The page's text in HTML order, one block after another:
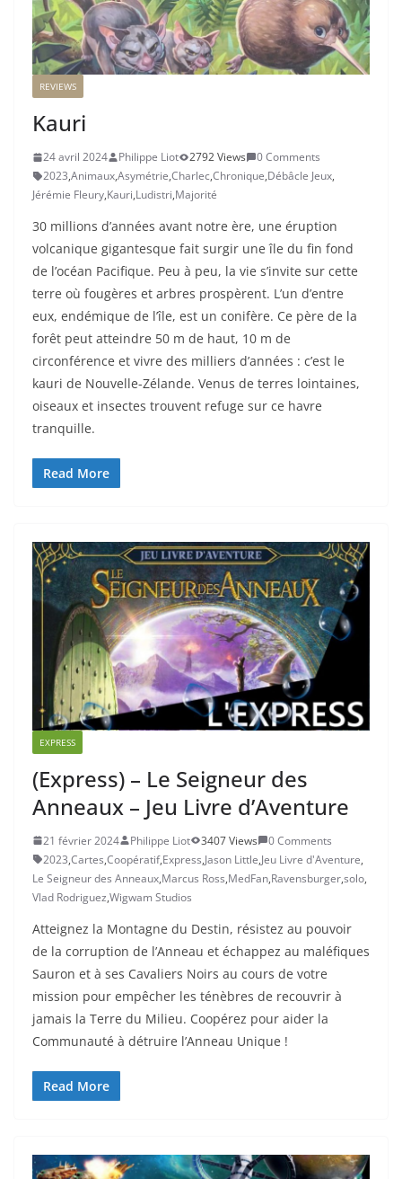
REVIEWS
Kauri
24 avril 2024 Philippe Liot 2792 Views
0 Comments
2023,Animaux,Asymétrie,Charlec,Chronique,Débâcle Jeux,
Jérémie Fleury,Kauri,Ludistri,Majorité
30 millions d’années avant notre ère, une éruption
volcanique gigantesque fait surgir une île du fin fond
de l’océan Pacifique. Peu à peu, la vie s’invite sur cette
terre où fougères et arbres prospèrent. L’un d’entre
eux, endémique de l’île, est un conifère. Ce père de la
forêt peut atteindre 50 m de haut, 10 m de
circonférence et vivre des milliers d’années : c’est le
kauri de Nouvelle-Zélande. Venus de terres lointaines,
oiseaux et insectes trouvent refuge sur ce havre
tranquille.
Read More
EXPRESS
(Express) – Le Seigneur des
Anneaux – Jeu Livre d’Aventure
21 février 2024 Philippe Liot 3407 Views
0 Comments
2023,Cartes,Coopératif,Express,Jason Little,Jeu Livre d'Aventure,
Le Seigneur des Anneaux,Marcus Ross,MedFan,Ravensburger,solo,
Vlad Rodriguez,Wigwam Studios
Atteignez la Montagne du Destin, résistez au pouvoir
de la corruption de l’Anneau et échappez au maléfiques
Sauron et à ses Cavaliers Noirs au cours de votre
mission pour empêcher les ténèbres de recouvrir à
jamais la Terre du Milieu. Coopérez pour aider la
Communauté à détruire l’Anneau Unique !
Read More